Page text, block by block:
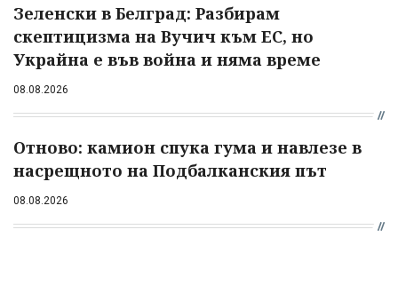
Зеленски в Белград: Разбирам
скептицизма на Вучич към ЕС, но
Украйна е във война и няма време
08.08.2026
Отново: камион спука гума и навлезе в
насрещното на Подбалканския път
08.08.2026